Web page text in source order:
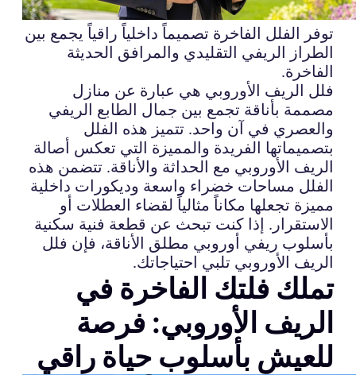
توفر الفلل الفاخرة تصميماً داخلياً راقياً يجمع بين
الطراز الريفي التقليدي والمرافق الحديثة
الفاخرة.
فلل الريف الأوروبي هي عبارة عن منازل
مصممة بأناقة تجمع بين جمال الطابع الريفي
والعصري في آن واحد. تتميز هذه الفلل
بتصميماتها الفريدة والمميزة التي تعكس أصالة
الريف الأوروبي مع الحداثة والأناقة. تتضمن هذه
الفلل مساحات خضراء واسعة وديكورات داخلية
مميزة تجعلها مكاناً مثالياً لقضاء العطلات أو
الاستقرار. إذا كنت تبحث عن قطعة فنية سكنية
بأسلوب ريفي أوروبي مطلق الأناقة، فإن فلل
الريف الأوروبي تلبي احتياجاتك.
تملك فلتك الفاخرة في
الريف الأوروبي: فرصة
للعيش بأسلوب حياة راقي